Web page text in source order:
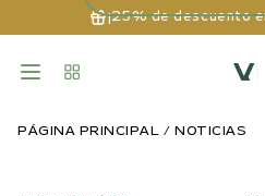
¡25% de descuento
PÁGINA PRINCIPAL NOTICIAS